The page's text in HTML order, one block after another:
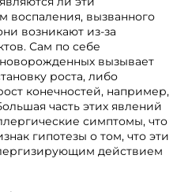
воспаления, вызванного
возникают из-за
Сам по себе
вызывает
роста, либо
конечностей, например,
часть этих явлений
симптомы, что
гипотезы о том, что эти
действием